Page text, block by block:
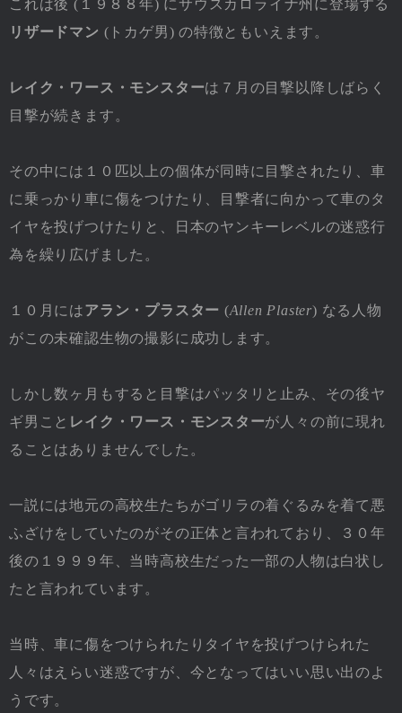
これは後 (１９８８年) にサウスカロライナ州に登場する
リザードマン (トカゲ男) の特徴ともいえます。
レイク・ワース・モンスターは７月の目撃以降しばらく
目撃が続きます。
その中には１０匹以上の個体が同時に目撃されたり、車
に乗っかり車に傷をつけたり、目撃者に向かって車のタ
イヤを投げつけたりと、日本のヤンキーレベルの迷惑行
為を繰り広げました。
１０月にはアラン・プラスター (Allen Plaster) なる人物
がこの未確認生物の撮影に成功します。
しかし数ヶ月もすると目撃はパッタリと止み、その後ヤ
ギ男こと レイク・ワース・モンスターが人々の前に現れ
ることはありませんでした。
一説には地元の高校生たちがゴリラの着ぐるみを着て悪
ふざけをしていたのがその正体と言われており、３０年
後の１９９９年、当時高校生だった一部の人物は白状し
たと言われています。
当時、車に傷をつけられたりタイヤを投げつけられた
人々はえらい迷惑ですが、今となってはいい思い出のよ
うです。